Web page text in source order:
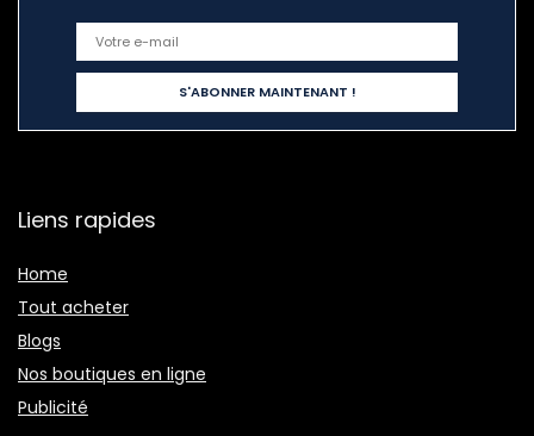
Liens rapides
Home
Tout acheter
Blogs
Nos boutiques en ligne
Publicité